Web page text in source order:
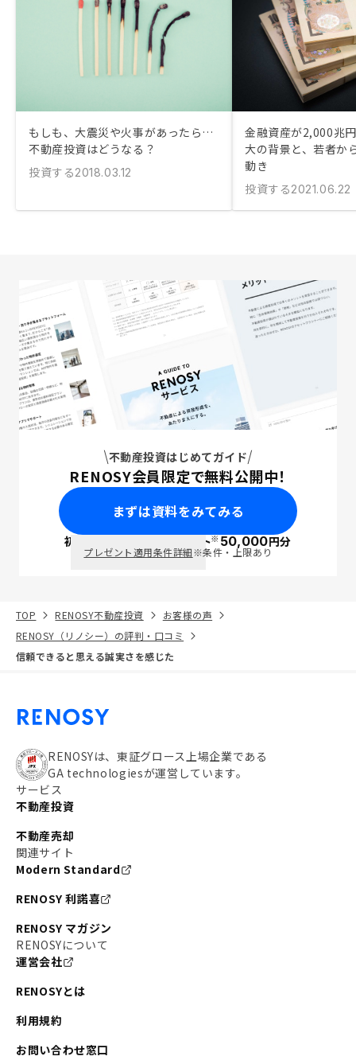
もしも、大震災や火事があったら…
不動産投資はどうなる？
投資する2018.03.12
金融資産が2,000兆
大の背景と、若者か
動き
投資する2021.06.22
不動産投資はじめてガイド
RENOSY会員限定で無料公開中！
まずは資料をみてみる
初回面談で ポイント※50,000円分
プレゼント適用条件詳細※条件・上限あり
TOP RENOSY不動産投資
お客様の声
RENOSY（リノシー）の評判・口コミ
信頼できると思える誠実さを感じた
RENOSYは、東証グロース上場企業である
GA technologiesが運営しています。
サービス
不動産投資
不動産売却
関連サイト
Modern Standard
RENOSY 利諾喜
RENOSY マガジン
RENOSYについて
運営会社
RENOSYとは
利用規約
お問い合わせ窓口